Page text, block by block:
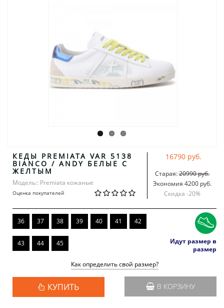
КЕДЫ PREMIATA VAR 5138
BIANCO / ANDY БЕЛЫЕ С
ЖЕЛТЫМ
Модель:: Premiata кожаные
Оценка покупателей
16790 руб.
Старая:20990 руб.
Экономия 4200 руб.
Скидка -20%
36 37 38 39 40 41 42
43 44 45
Идут размер в
размер
Как определить свой размер?
КУПИТЬ В КОРЗИНУ